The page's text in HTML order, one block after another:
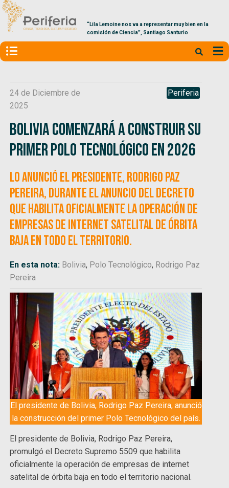
“Lila Lemoine nos va a representar muy bien en la
comisión de Ciencia”, Santiago Santurio
24 de Diciembre de
2025
Periferia
Bolivia comenzará a construir su
primer Polo Tecnológico en 2026
Lo anunció el presidente, Rodrigo Paz
Pereira, durante el anuncio del decreto
que habilita oficialmente la operación de
empresas de internet satelital de órbita
baja en todo el territorio.
En esta nota: Bolivia, Polo Tecnológico, Rodrigo Paz
Pereira
El presidente de Bolivia, Rodrigo Paz Pereira, anunció
la construcción del primer Polo Tecnológico del país.
El presidente de Bolivia, Rodrigo Paz Pereira,
promulgó el Decreto Supremo 5509 que habilita
oficialmente la operación de empresas de internet
satelital de órbita baja en todo el territorio nacional.